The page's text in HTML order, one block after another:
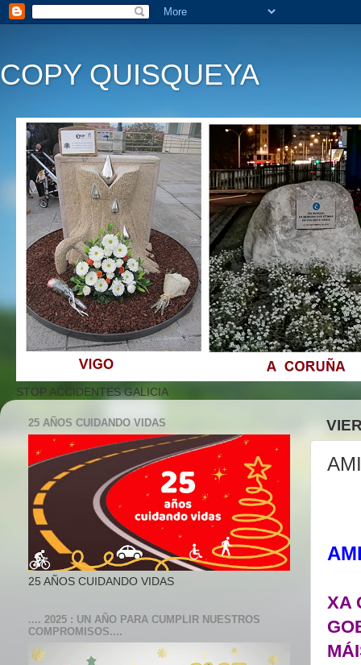
COPY QUISQUEYA
STOP ACCIDENTES GALICIA
XA
25 AÑOS CUIDANDO VIDAS
25 AÑOS CUIDANDO VIDAS
.... 2025 : UN AÑO PARA CUMPLIR NUESTROS
COMPROMISOS....